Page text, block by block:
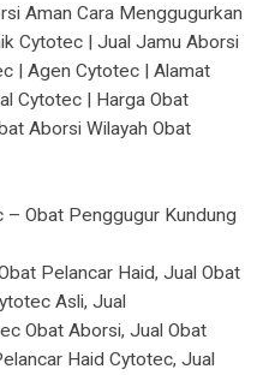
Aman Cara Menggugurkan
Cytotec | Jual Jamu Aborsi
| Agen Cytotec | Alamat
Cytotec | Harga Obat
Aborsi Wilayah Obat
Obat Penggugur Kundung
Pelancar Haid, Jual Obat
Asli, Jual
Obat Aborsi, Jual Obat
Haid Cytotec, Jual